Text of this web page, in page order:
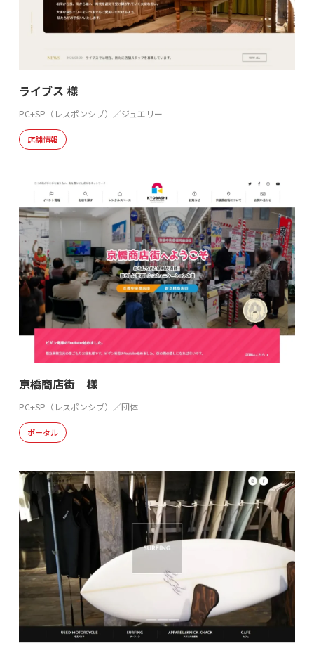
ライブス 様
PC+SP（レスポンシブ）／ジュエリー
店舗情報
京橋商店街 様
PC+SP（レスポンシブ）／団体
ポータル